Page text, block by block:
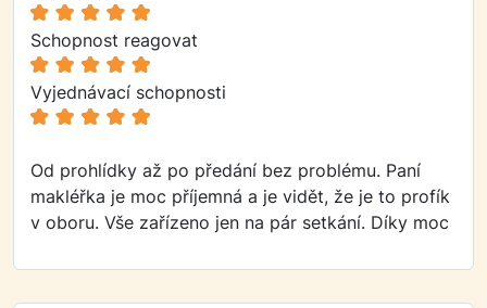
Schopnost reagovat
Vyjednávací schopnosti
Od prohlídky až po předání bez problému. Paní
makléřka je moc příjemná a je vidět, že je to profík
v oboru. Vše zařízeno jen na pár setkání. Díky moc